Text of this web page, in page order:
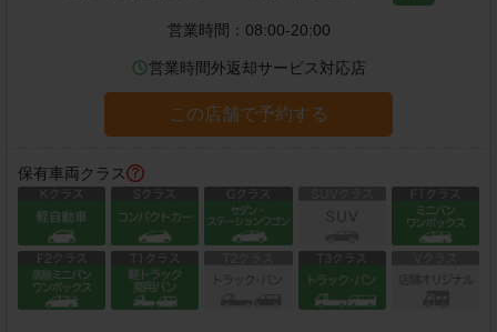
営業時間： 08:00-20:00
営業時間外返却サービス対応店
この店舗で予約する
保有車両クラス